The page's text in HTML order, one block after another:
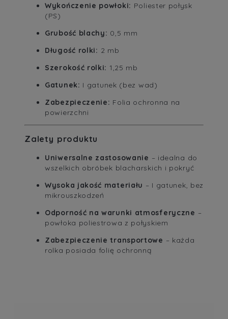
Wykończenie powłoki: Poliester połysk
(PS)
Grubość blachy: 0,5 mm
Długość rolki: 2 mb
Szerokość rolki: 1,25 mb
Gatunek: I gatunek (bez wad)
Zabezpieczenie: Folia ochronna na
powierzchni
Zalety produktu
Uniwersalne zastosowanie – idealna do
wszelkich obróbek blacharskich i pokryć
Wysoka jakość materiału – I gatunek, bez
mikrouszkodzeń
Odporność na warunki atmosferyczne –
powłoka poliestrowa z połyskiem
Zabezpieczenie transportowe – każda
rolka posiada folię ochronną